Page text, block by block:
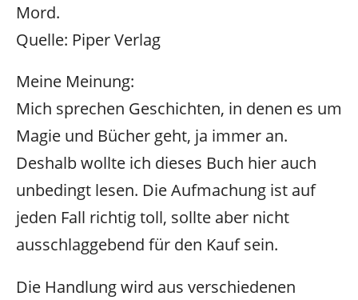
Mord.
Quelle: Piper Verlag
Meine Meinung:
Mich sprechen Geschichten, in denen es um
Magie und Bücher geht, ja immer an.
Deshalb wollte ich dieses Buch hier auch
unbedingt lesen. Die Aufmachung ist auf
jeden Fall richtig toll, sollte aber nicht
ausschlaggebend für den Kauf sein.
Die Handlung wird aus verschiedenen